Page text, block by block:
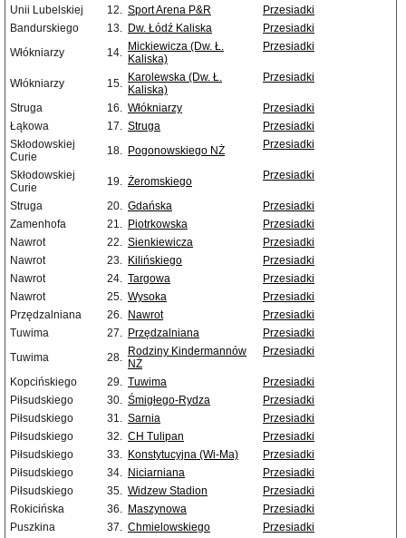
Unii Lubelskiej
12. Sport Arena P&R
Przesiadki
Bandurskiego
13. Dw. Łódź Kaliska
Przesiadki
Włókniarzy
14. Mickiewicza (Dw. Ł.
Kaliska)
Przesiadki
Włókniarzy 15. Karolewska (Dw. Ł.
Kaliska)
Przesiadki
Struga 16. Włókniarzy
Przesiadki
Łąkowa
17. Struga
Przesiadki
Skłodowskiej
Curie
18. Pogonowskiego NŻ Przesiadki
Skłodowskiej
Curie
19. Żeromskiego Przesiadki
Struga 20. Gdańska
Przesiadki
Zamenhofa
21. Piotrkowska
Przesiadki
Nawrot
22. Sienkiewicza
Przesiadki
Nawrot
23. Kilińskiego
Przesiadki
Nawrot
24. Targowa
Przesiadki
Nawrot
25. Wysoka
Przesiadki
Przędzalniana
26. Nawrot
Przesiadki
Tuwima
27. Przędzalniana
Przesiadki
Tuwima
28. Rodziny Kindermannów
NŻ
Przesiadki
Kopcińskiego 29. Tuwima
Przesiadki
Piłsudskiego
30. Śmigłego-Rydza
Przesiadki
Piłsudskiego
31. Sarnia
Przesiadki
Piłsudskiego
32. CH Tulipan
Przesiadki
Piłsudskiego
33. Konstytucyjna (Wi-Ma)
Przesiadki
Piłsudskiego
34. Niciarniana
Przesiadki
Piłsudskiego
35. Widzew Stadion
Przesiadki
Rokicińska
36. Maszynowa
Przesiadki
Puszkina
37. Chmielowskiego
Przesiadki